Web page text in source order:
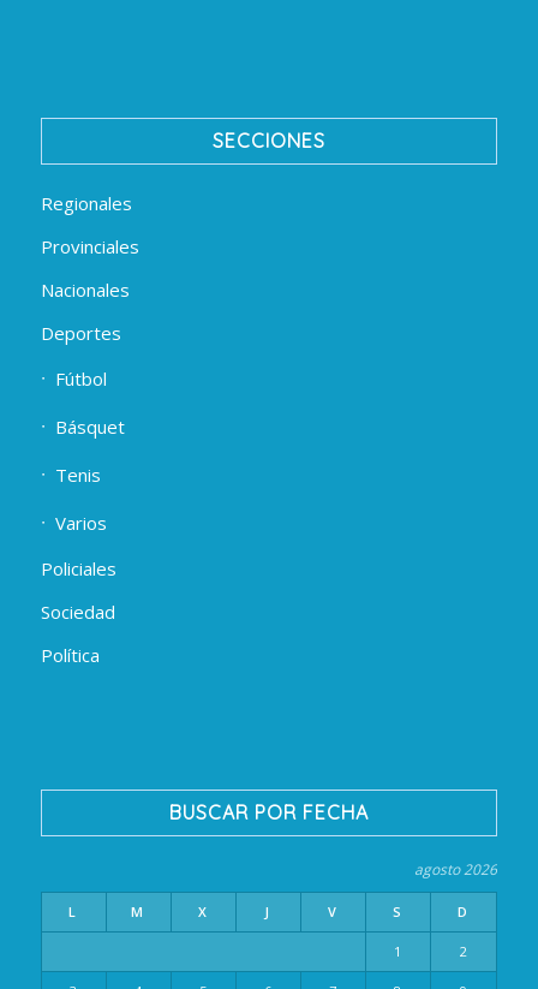
SECCIONES
Regionales
Provinciales
Nacionales
Deportes
Fútbol
Básquet
Tenis
Varios
Policiales
Sociedad
Política
BUSCAR POR FECHA
agosto 2026
L M X J V S D
1 2